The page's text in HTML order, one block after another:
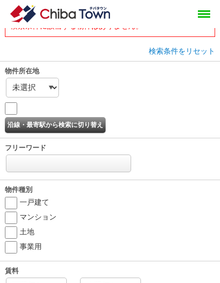
head
物件一覧
検索条件をリセット
物件所在地
フリーワード
物件種別
一戸建て
マンション
土地
事業用
賃料